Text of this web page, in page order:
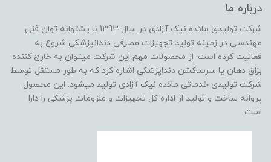
درباره ما
شرکت تولیدی مائده نیک آزادی در سال 1393 با پشتوانه توان فنی
مهندسی در زمینه تولید تجهیزات مصرفی دندانپزشکی شروع به
فعالیت کرده است. از محصولات مهم این شرکت میتوان به خارج کننده
بزاق دهان یا سرساکشن دنداپزشکی اشاره کرد که به طور مستقل توسط
شرکت تولیدی خدماتی مائده نیک آزادی تولید میشود. این محصول
پروانه ساخت و تولید از اداره کل تجهیزات و ملزومات پزشکی را دارا
است.